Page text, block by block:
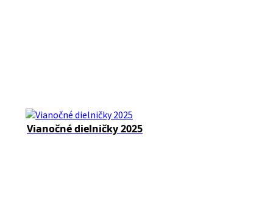
Vianočné dielničky 2025